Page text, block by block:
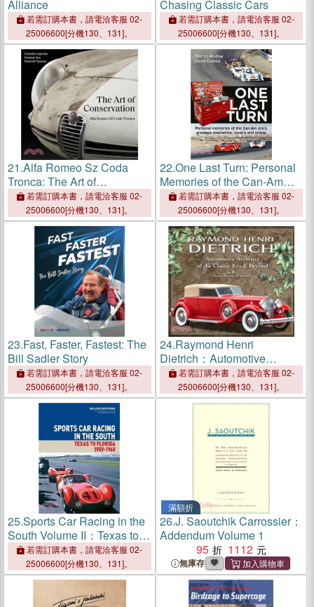
Alliance
若需訂購本書，請電洽客服 02-
25006600[分機130、131]。
Chasing Classic Cars
若需訂購本書，請電洽客服 02-
25006600[分機130、131]。
21.Alfa Romeo Sz Coda
Tronca: The Art of
Conservation
若需訂購本書，請電洽客服 02-
25006600[分機130、131]。
22.One Last Turn: Personal
Memories of the Can-Am
Era's Greatest Mechanics,
Tuners and Crews
若需訂購本書，請電洽客服 02-
25006600[分機130、131]。
23.Fast, Faster, Fastest: The
Bill Sadler Story
若需訂購本書，請電洽客服 02-
25006600[分機130、131]。
24.Raymond Henri
Dietrich：Automotive
Architect of the Classic Era
& Beyond
若需訂購本書，請電洽客服 02-
25006600[分機130、131]。
25.Sports Car Racing in the
South Volume II：Texas to
Florida, 1959 - 1960
若需訂購本書，請電洽客服 02-
25006600[分機130、131]。
滿額折
26.J. Saoutchik Carrossier：
Addendum Volume 1
95
1112
無庫存